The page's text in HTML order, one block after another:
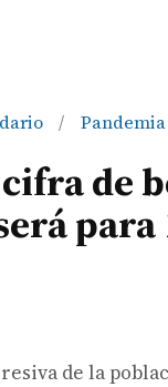
/ Pandemia
de
para
de la